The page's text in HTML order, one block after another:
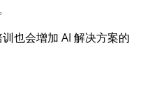
也会增加 AI 解决方案的